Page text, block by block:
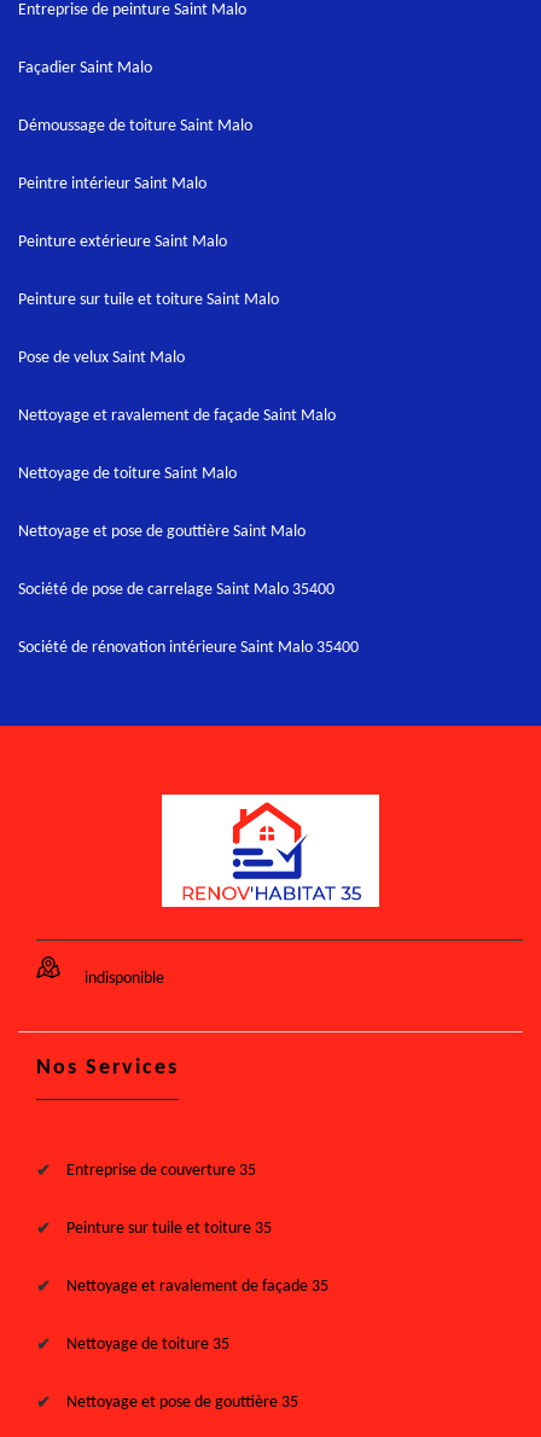
Entreprise de peinture Saint Malo
Façadier Saint Malo
Démoussage de toiture Saint Malo
Peintre intérieur Saint Malo
Peinture extérieure Saint Malo
Peinture sur tuile et toiture Saint Malo
Pose de velux Saint Malo
Nettoyage et ravalement de façade Saint Malo
Nettoyage de toiture Saint Malo
Nettoyage et pose de gouttière Saint Malo
Société de pose de carrelage Saint Malo 35400
Société de rénovation intérieure Saint Malo 35400
indisponible
Nos Services
Entreprise de couverture 35
Peinture sur tuile et toiture 35
Nettoyage et ravalement de façade 35
Nettoyage de toiture 35
Nettoyage et pose de gouttière 35